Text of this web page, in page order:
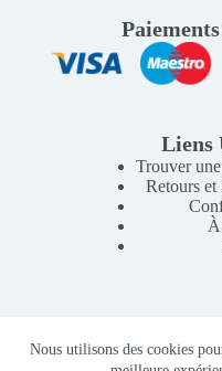
Nous utilisons des cookies
Liens
Trouver
Retours et
Copyright © 2026 Mille
-Conditions